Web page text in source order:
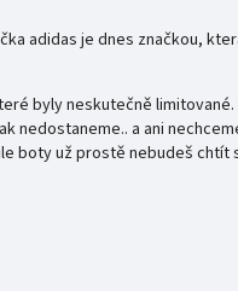
adidas je dnes značkou,
byly neskutečně
nedostaneme.. a ani
boty už prostě nebudeš chtít